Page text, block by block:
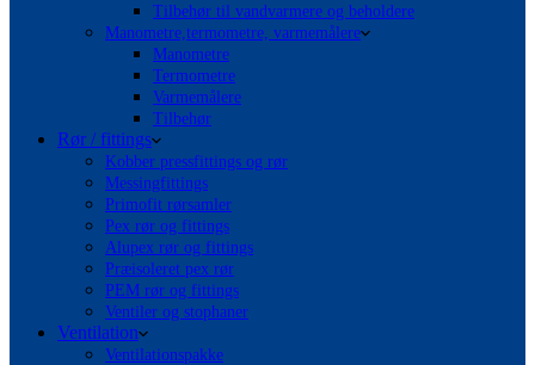
Tilbehør til vandvarmere og beholdere
Manometre,termometre, varmemålere
Manometre
Termometre
Varmemålere
Tilbehør
Rør / fittings
Kobber pressfittings og rør
Messingfittings
Primofit rørsamler
Pex rør og fittings
Alupex rør og fittings
Præisoleret pex rør
PEM rør og fittings
Ventiler og stophaner
Ventilation
Ventilationspakke